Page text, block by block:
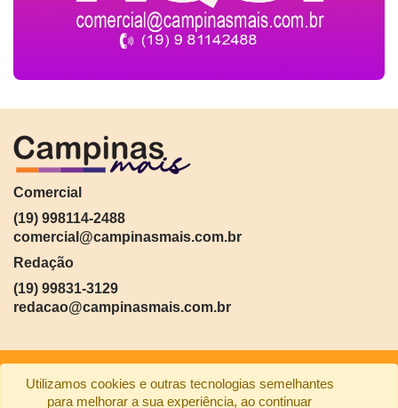
Utilizamos cookies e outras tecnologias semelhantes
para melhorar a sua experiência, ao continuar
Comercial
(19) 998114-2488
comercial@campinasmais.com.br
Redação
(19) 99831-3129
redacao@campinasmais.com.br